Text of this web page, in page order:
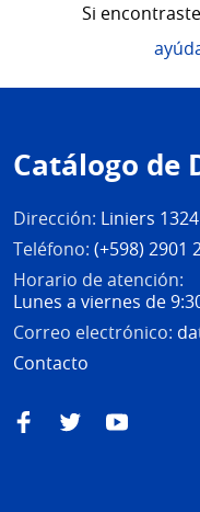
Si
de
página
Catálogo de
Dirección: Liniers
Teléfono: (+598) 2901
Horario de atención:
Lunes a viernes de
Correo electrónico:
Contacto
FacebookTwitterYouTube